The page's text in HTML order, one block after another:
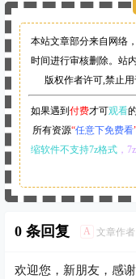
本站文章部分来自网络
时间进行审核删除。站
版权作者许可,禁止
如果遇到 付费才可观看
所有资源“任意下免费看
缩软件不支持7z格式，7z
0 条回复 A 文章作者
欢迎您，新朋友，感